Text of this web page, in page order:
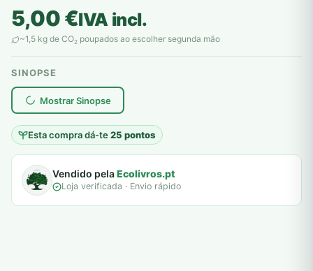
5,00€IVA incl.
~1,5 kg de CO2 poupados ao escolher segunda mão
SINOPSE
Mostrar Sinopse
Esta compra dá-te25 pontos
plantar árvores reais
Vendido pelaEcolivros.pt
Loja verificada · Envio rápido